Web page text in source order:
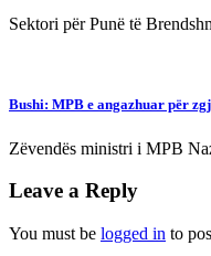
Sektori për Punë të
Bushi: MPB e angazhuar për
Zëvendës ministri i MPB
Leave a Reply
You must be logged in to